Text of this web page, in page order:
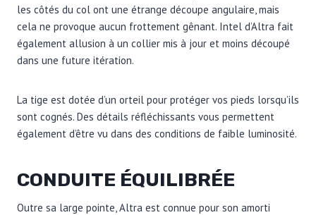
les côtés du col ont une étrange découpe angulaire, mais
cela ne provoque aucun frottement gênant. Intel d’Altra fait
également allusion à un collier mis à jour et moins découpé
dans une future itération.
La tige est dotée d’un orteil pour protéger vos pieds lorsqu’ils
sont cognés. Des détails réfléchissants vous permettent
également d’être vu dans des conditions de faible luminosité.
CONDUITE ÉQUILIBRÉE
Outre sa large pointe, Altra est connue pour son amorti